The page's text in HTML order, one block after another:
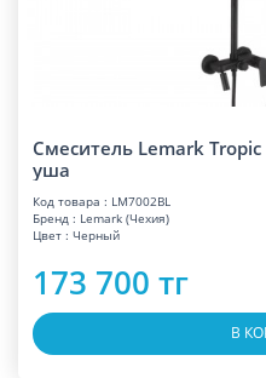
Смеситель Lemark
уша
Код товара : LM7002BL
Бренд : Lemark (Чехия)
Цвет : Черный
173 700 тг
В